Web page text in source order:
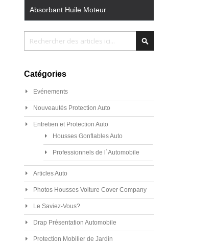
Absorbant Huile Moteur
Catégories
Evénements
Nouveautés Protection Auto
Entretien et Protection Auto
Housses Gonflables Auto
Professionnels de l´Automobile
Articles Auto
Photos Housses Voiture Cover Company
Le Saviez-Vous?
Drap Présentation Automobile
Protection Mobilier de Jardin